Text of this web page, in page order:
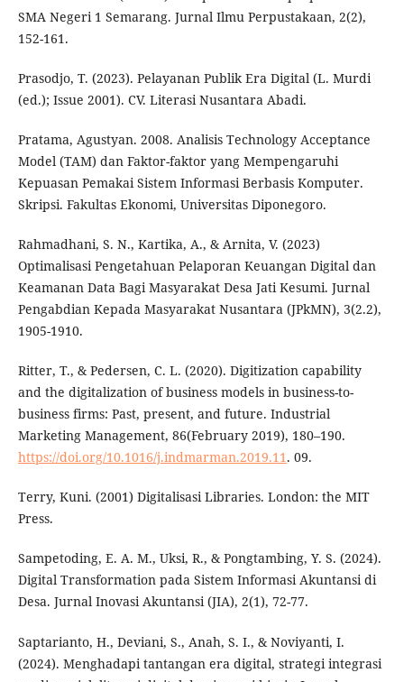
SMA Negeri 1 Semarang. Jurnal Ilmu Perpustakaan, 2(2),
152-161.
Prasodjo, T. (2023). Pelayanan Publik Era Digital (L. Murdi
(ed.); Issue 2001). CV. Literasi Nusantara Abadi.
Pratama, Agustyan. 2008. Analisis Technology Acceptance
Model (TAM) dan Faktor-faktor yang Mempengaruhi
Kepuasan Pemakai Sistem Informasi Berbasis Komputer.
Skripsi. Fakultas Ekonomi, Universitas Diponegoro.
Rahmadhani, S. N., Kartika, A., & Arnita, V. (2023)
Optimalisasi Pengetahuan Pelaporan Keuangan Digital dan
Keamanan Data Bagi Masyarakat Desa Jati Kesumi. Jurnal
Pengabdian Kepada Masyarakat Nusantara (JPkMN), 3(2.2),
1905-1910.
Ritter, T., & Pedersen, C. L. (2020). Digitization capability
and the digitalization of business models in business-to-
business firms: Past, present, and future. Industrial
Marketing Management, 86(February 2019), 180–190.
https://doi.org/10.1016/j.indmarman.2019.11. 09.
Terry, Kuni. (2001) Digitalisasi Libraries. London: the MIT
Press.
Sampetoding, E. A. M., Uksi, R., & Pongtambing, Y. S. (2024).
Digital Transformation pada Sistem Informasi Akuntansi di
Desa. Jurnal Inovasi Akuntansi (JIA), 2(1), 72-77.
Saptarianto, H., Deviani, S., Anah, S. I., & Noviyanti, I.
(2024). Menghadapi tantangan era digital, strategi integrasi